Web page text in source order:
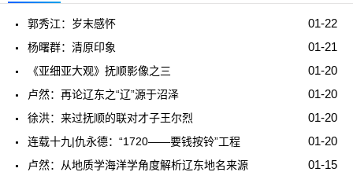
01-22
郭秀江：岁末感怀
01-21
杨曙群：清原印象
01-20
《亚细亚大观》抚顺影像之三
01-20
卢然：再论辽东之“辽”源于沼泽
01-20
徐洪：来过抚顺的联对才子王尔烈
01-20
连载十九|仇永德：“1720——要钱按铃”工程
01-15
卢然：从地质学海洋学角度解析辽东地名来源